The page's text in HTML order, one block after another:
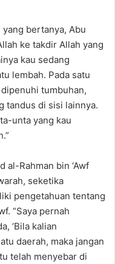
yang bertanya, Abu
ke takdir Allah yang
kau sedang
lembah. Pada satu
tumbuhan,
tandus di sisi lainnya.
unta yang kau
al-Rahman bin ‘Awf
seketika
pengetahuan tentang
“Saya pernah
‘Bila kalian
daerah, maka jangan
telah menyebar di